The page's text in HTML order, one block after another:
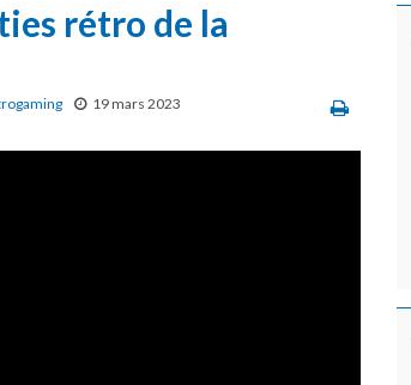
rétro de la
19 mars 2023